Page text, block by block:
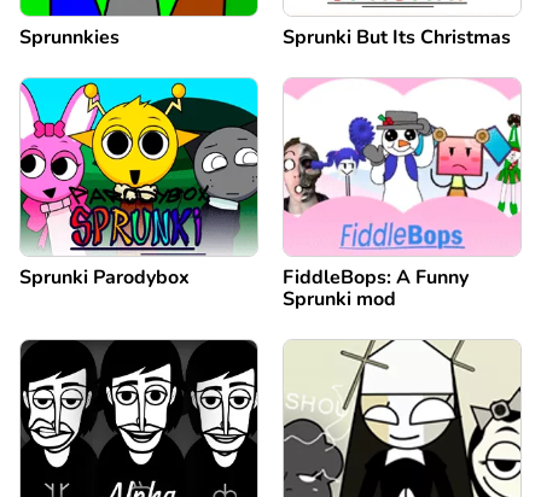
Sprunnkies Sprunki But Its Christmas
Sprunki Parodybox
FiddleBops: A Funny
Sprunki mod